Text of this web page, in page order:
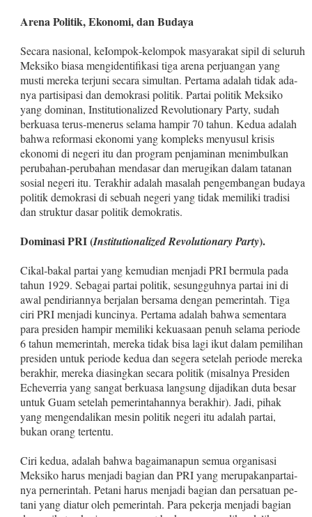
Arena Politik, Ekonomi, dan Budaya
Secara nasional, keIompok‑kelompok masyarakat sipil di se­luruh
Meksiko biasa mengidentifikasi tiga arena perjuangan yang
musti mereka terjuni secara simultan. Pertama adalah tidak ada­
nya partisipasi dan demokrasi politik. Partai politik Meksiko
yang dominan, Institutionalized Revolutionary Party, sudah
berkuasa terus‑menerus selama hampir 70 tahun. Kedua adalah
bahwa re­formasi ekonomi yang kompleks menyusul krisis
ekonomi di ne­geri itu dan program penjaminan menimbulkan
perubahan‑per­ubahan mendasar dan merugikan dalam tatanan
sosial negeri itu. Terakhir adalah masalah pengembangan budaya
politik demo­krasi di sebuah negeri yang tidak memiliki tradisi
dan struktur dasar politik demokratis.
Dominasi PRI (Institutionalized Revolutionary Par­ty).
Cikal‑bakal partai yang kemudian menjadi PRI bermula pada
tahun 1929. Sebagai partai politik, sesungguhnya partai ini di
awal pendiriannya berjalan bersama dengan pemerintah. Tiga
ciri PRI menjadi kuncinya. Pertama adalah bahwa sementara
para presi­den hampir memiliki kekuasaan penuh selama periode
6 tahun memerintah, mereka tidak bisa lagi ikut dalam pemilihan
presi­den untuk periode kedua dan segera setelah periode mereka
ber­akhir, mereka diasingkan secara politik (misalnya Presiden
Eche­verria yang sangat berkuasa langsung dijadikan duta besar
untuk Guam setelah pemerintahannya berakhir). Jadi, pihak
yang me­ngendalikan mesin politik negeri itu adalah partai,
bukan orang tertentu.
Ciri kedua, adalah bahwa bagaimanapun semua organisasi
Meksiko harus menjadi bagian dan PRI yang merupakanpartai­
nya pernerintah. Petani harus menjadi bagian dan persatuan pe­
tani yang diatur oleh pemerintah. Para pekerja menjadi bagian